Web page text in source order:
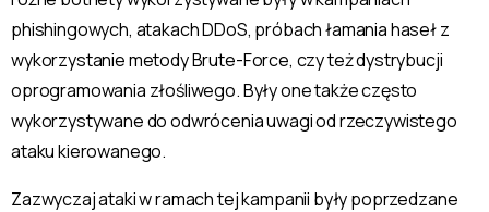
phishingowych, atakach DDoS, próbach łamania haseł z
wykorzystanie metody Brute-Force, czy też dystrybucji
oprogramowania złośliwego. Były one także często
wykorzystywane do odwrócenia uwagi od rzeczywistego
ataku kierowanego.
Zazwyczaj ataki w ramach tej kampanii były poprzedzane